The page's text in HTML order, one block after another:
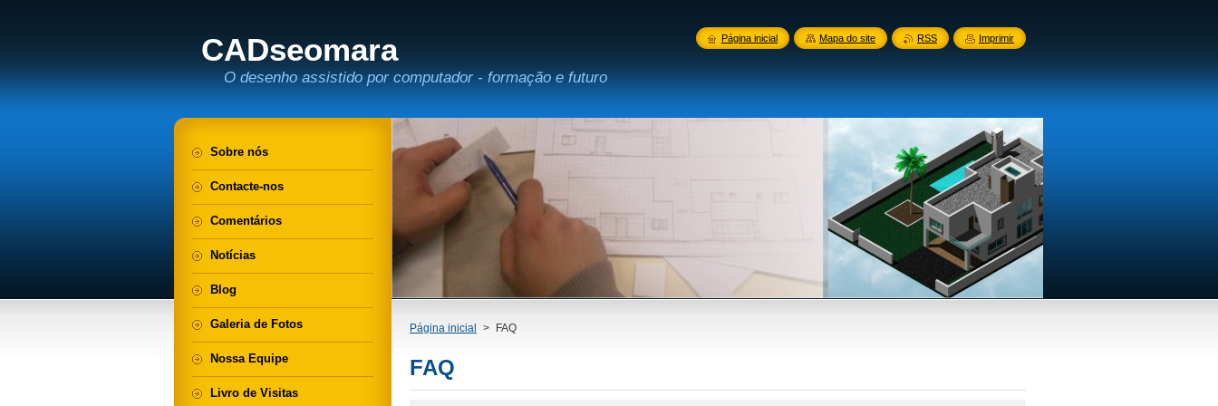
CADseomara
O desenho assistido por computador - formação e futuro
Página inicial > FAQ
FAQ
Sobre nós
Contacte-nos
Comentários
Notícias
Blog
Galeria de Fotos
Nossa Equipe
Livro de Visitas
Página inicial Mapa do site RSS Imprimir